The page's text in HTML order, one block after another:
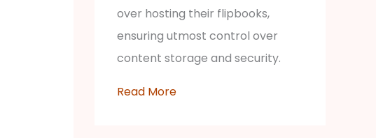
over hosting their flipbooks,
ensuring utmost control over
content storage and security.
Read More